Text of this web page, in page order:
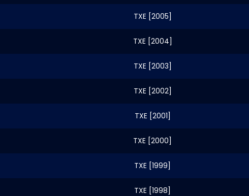
TXE [2005]
TXE [2004]
TXE [2003]
TXE [2002]
TXE [2001]
TXE [2000]
TXE [1999]
TXE [1998]